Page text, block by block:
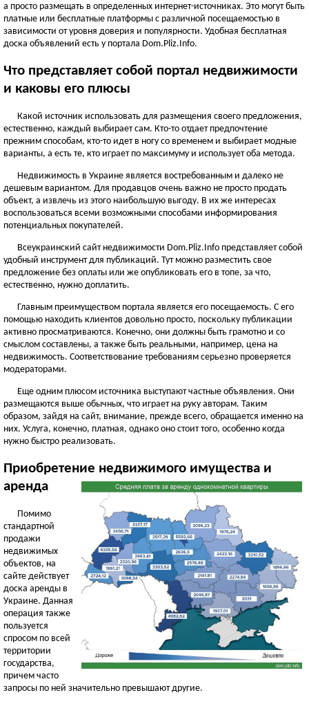
Новоднестровск
Вижница
Смотреть всё
Севастополь
Керчь
Смотреть всё
а просто размещать в определенных интернет-источниках. Это могут быть
платные или бесплатные платформы с различной посещаемостью в
зависимости от уровня доверия и популярности. Удобная бесплатная
доска объявлений есть у портала Dom.Pliz.Info.
Что представляет собой портал недвижимости
и каковы его плюсы
Какой источник использовать для размещения своего предложения,
естественно, каждый выбирает сам. Кто-то отдает предпочтение
прежним способам, кто-то идет в ногу со временем и выбирает модные
варианты, а есть те, кто играет по максимуму и использует оба метода.
Недвижимость в Украине является востребованным и далеко не
дешевым вариантом. Для продавцов очень важно не просто продать
объект, а извлечь из этого наибольшую выгоду. В их же интересах
воспользоваться всеми возможными способами информирования
потенциальных покупателей.
Всеукраинский сайт недвижимости Dom.Pliz.Info представляет собой
удобный инструмент для публикаций. Тут можно разместить свое
предложение без оплаты или же опубликовать его в топе, за что,
естественно, нужно доплатить.
Главным преимуществом портала является его посещаемость. С его
помощью находить клиентов довольно просто, поскольку публикации
активно просматриваются. Конечно, они должны быть грамотно и со
смыслом составлены, а также быть реальными, например, цена на
недвижимость. Соответствование требованиям серьезно проверяется
модераторами.
Еще одним плюсом источника выступают частные объявления. Они
размещаются выше обычных, что играет на руку авторам. Таким
образом, зайдя на сайт, внимание, прежде всего, обращается именно на
них. Услуга, конечно, платная, однако оно стоит того, особенно когда
нужно быстро реализовать.
Приобретение недвижимого имущества и
аренда
Помимо
стандартной
продажи
недвижимых
объектов, на
сайте действует
доска аренды в
Украине. Данная
операция также
пользуется
спросом по всей
территории
государства,
причем часто
запросы по ней значительно превышают другие.